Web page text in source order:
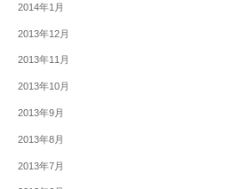
2014年1月
2013年12月
2013年11月
2013年10月
2013年9月
2013年8月
2013年7月